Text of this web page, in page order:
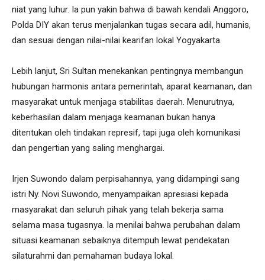
niat yang luhur. Ia pun yakin bahwa di bawah kendali Anggoro,
Polda DIY akan terus menjalankan tugas secara adil, humanis,
dan sesuai dengan nilai-nilai kearifan lokal Yogyakarta.
Lebih lanjut, Sri Sultan menekankan pentingnya membangun
hubungan harmonis antara pemerintah, aparat keamanan, dan
masyarakat untuk menjaga stabilitas daerah. Menurutnya,
keberhasilan dalam menjaga keamanan bukan hanya
ditentukan oleh tindakan represif, tapi juga oleh komunikasi
dan pengertian yang saling menghargai.
Irjen Suwondo dalam perpisahannya, yang didampingi sang
istri Ny. Novi Suwondo, menyampaikan apresiasi kepada
masyarakat dan seluruh pihak yang telah bekerja sama
selama masa tugasnya. Ia menilai bahwa perubahan dalam
situasi keamanan sebaiknya ditempuh lewat pendekatan
silaturahmi dan pemahaman budaya lokal.